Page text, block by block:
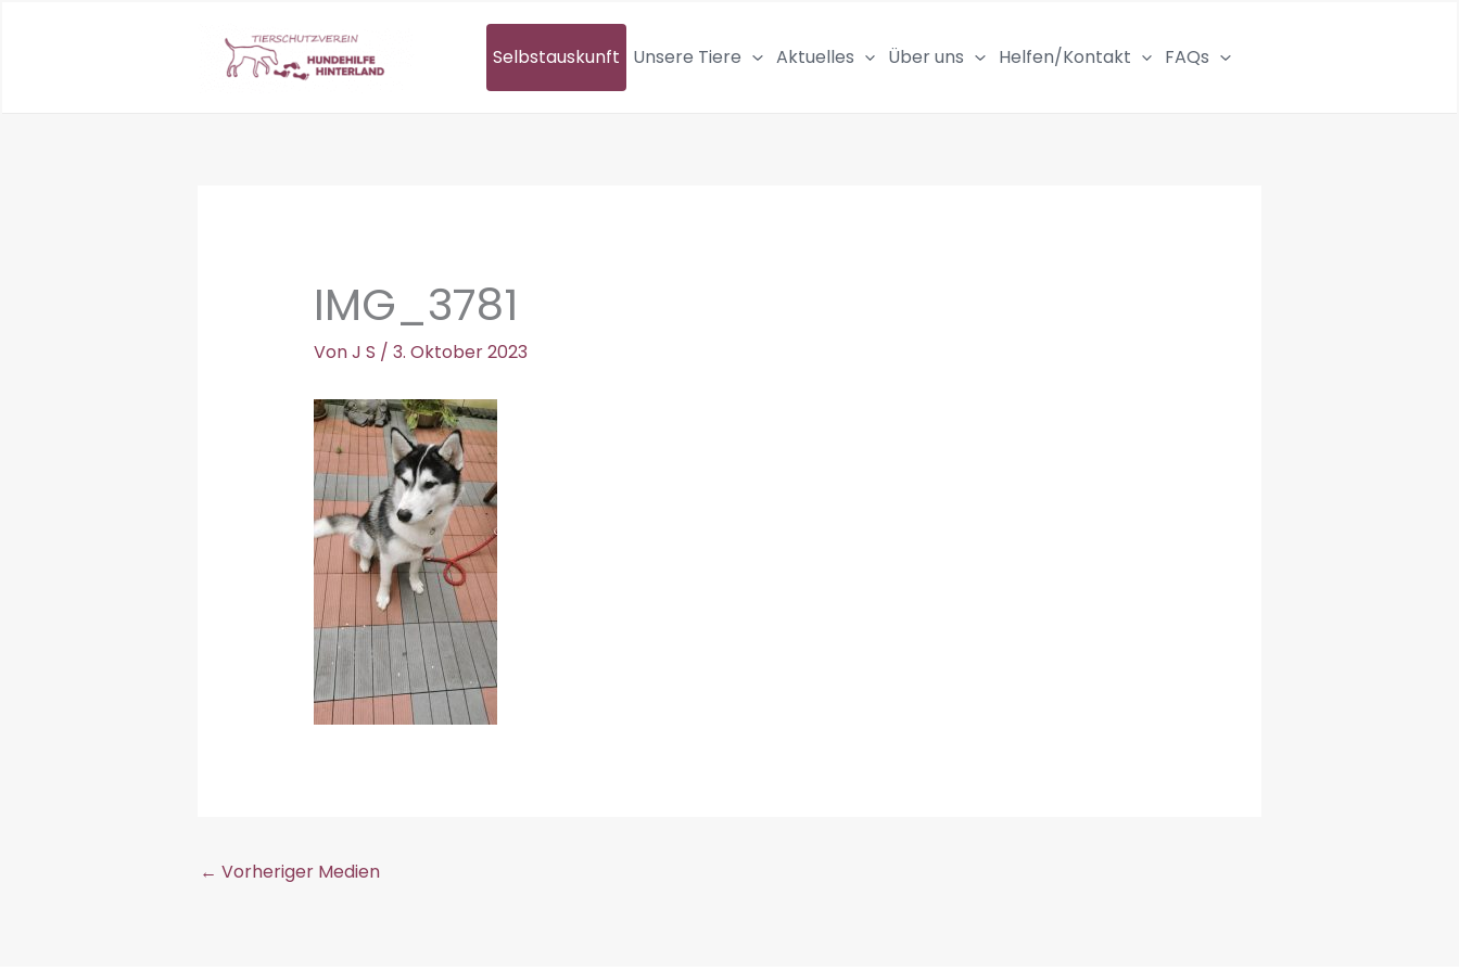
Selbstauskunft Unsere Tiere Aktuelles Über uns Helfen/Kontakt FAQs
IMG_3781
VonJ S / 3. Oktober 2023
← Vorheriger Medien